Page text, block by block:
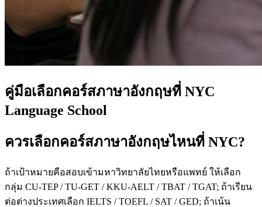
คู่มือเลือกคอร์สภาษาอังกฤษที่ NYC
Language School
ควรเลือกคอร์สภาษาอังกฤษไหนที่ NYC?
ถ้าเป้าหมายคือสอบเข้ามหาวิทยาลัยไทยหรือแพทย์ ให้เลือก
กลุ่ม CU-TEP / TU-GET / KKU-AELT / TBAT / TGAT; ถ้าเรียน
ต่อต่างประเทศเลือก IELTS / TOEFL / SAT / GED; ถ้าเน้น